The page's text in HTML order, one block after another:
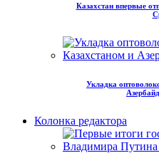
Казахстан впервые
Укладка
Колонка редактора